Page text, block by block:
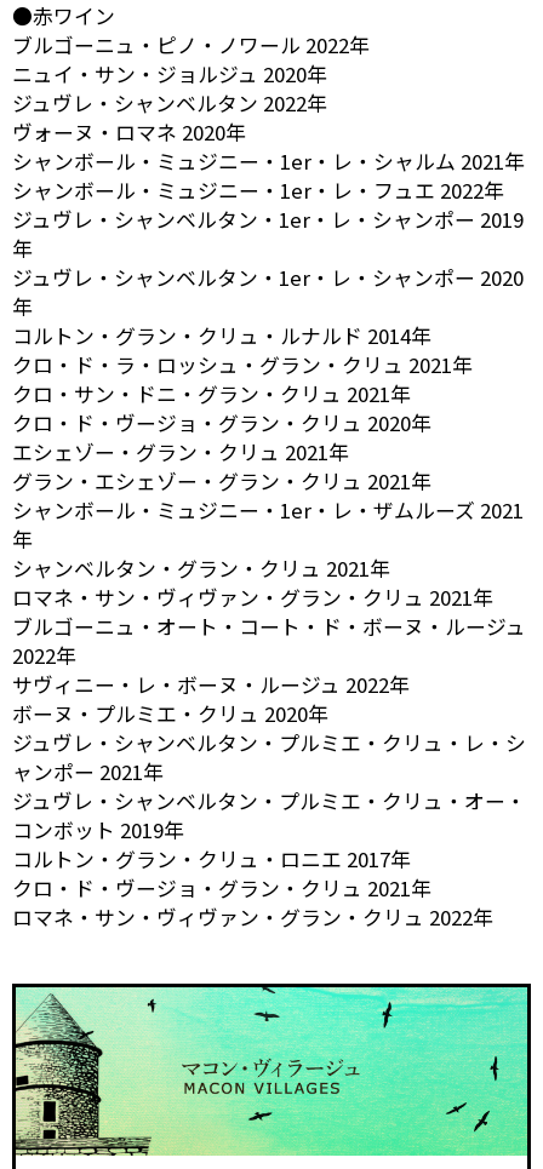
●赤ワイン
ブルゴーニュ・ピノ・ノワール 2022年
ニュイ・サン・ジョルジュ 2020年
ジュヴレ・シャンベルタン 2022年
ヴォーヌ・ロマネ 2020年
シャンボール・ミュジニー・1er・レ・シャルム 2021年
シャンボール・ミュジニー・1er・レ・フュエ 2022年
ジュヴレ・シャンベルタン・1er・レ・シャンポー 2019
年
ジュヴレ・シャンベルタン・1er・レ・シャンポー 2020
年
コルトン・グラン・クリュ・ルナルド 2014年
クロ・ド・ラ・ロッシュ・グラン・クリュ 2021年
クロ・サン・ドニ・グラン・クリュ 2021年
クロ・ド・ヴージョ・グラン・クリュ 2020年
エシェゾー・グラン・クリュ 2021年
グラン・エシェゾー・グラン・クリュ 2021年
シャンボール・ミュジニー・1er・レ・ザムルーズ 2021
年
シャンベルタン・グラン・クリュ 2021年
ロマネ・サン・ヴィヴァン・グラン・クリュ 2021年
ブルゴーニュ・オート・コート・ド・ボーヌ・ルージュ
2022年
サヴィニー・レ・ボーヌ・ルージュ 2022年
ボーヌ・プルミエ・クリュ 2020年
ジュヴレ・シャンベルタン・プルミエ・クリュ・レ・シ
ャンポー 2021年
ジュヴレ・シャンベルタン・プルミエ・クリュ・オー・
コンボット 2019年
コルトン・グラン・クリュ・ロニエ 2017年
クロ・ド・ヴージョ・グラン・クリュ 2021年
ロマネ・サン・ヴィヴァン・グラン・クリュ 2022年